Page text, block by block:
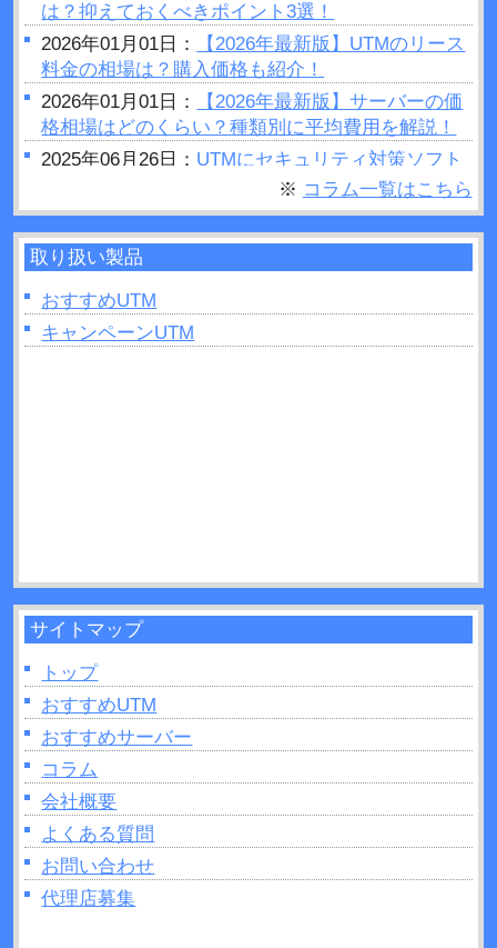
は？抑えておくべきポイント3選！
2026年01月01日：
【2026年最新版】UTMのリース
料金の相場は？購入価格も紹介！
2026年01月01日：
【2026年最新版】サーバーの価
格相場はどのくらい？種類別に平均費用を解説！
2025年06月26日： UTMにセキュリティ対策ソフト
はいらない？結論：必要です
2025年06月25日：セキュリティホールとは？被害
事例や対策方法などについて解説！
2025年06月23日：UTMの設定手順は？変更方法や
費用・メンテナンスについて解説！
2025年06月11日：
※ コラム一覧はこちら
取り扱い製品
おすすめUTM
キャンペーンUTM
サイトマップ
トップ
おすすめUTM
おすすめサーバー
コラム
会社概要
よくある質問
お問い合わせ
代理店募集